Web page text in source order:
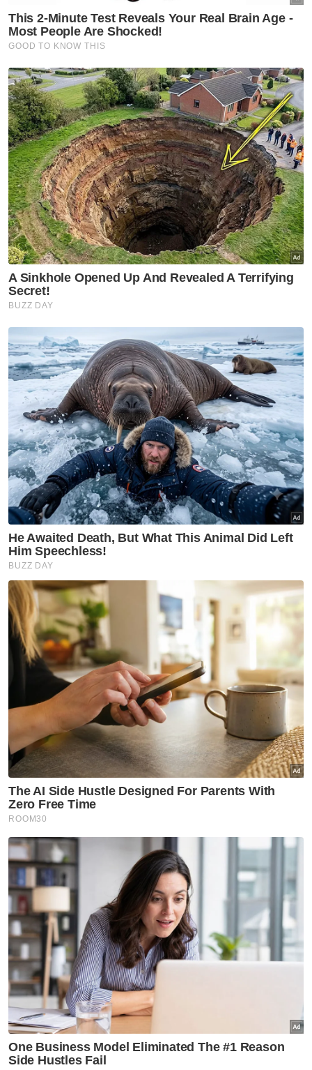
Berita Telus & Tulus menerusi E-Mel setiap
hari!
"Teruskan buat kebaikan, jalan terus YB," kata
Abdul Kuduz.
Mali Muyung pula bertanya kepada Steven
"boleh tak saya nak jadi anak angkat YB?"
Mohamad Hanis Naszari pula berkata,
Muat turun aplikasi Sinar Harian.Klik di sini!
Steven Sim
Anak Angkat
Hadiah
Cemerlang SPM
Artikel Disyorkan
Utara
Pelajar Malaysia jatuh sakit di
Pattani dipindahkan ke HSB
Utara
Aduan terus dipinggirkan
SPAN keluarkan 270 notis
kosongkan tangki septik
Utara
Tubuh jawatankuasa khas kaji
pajakan Pulau Pinang